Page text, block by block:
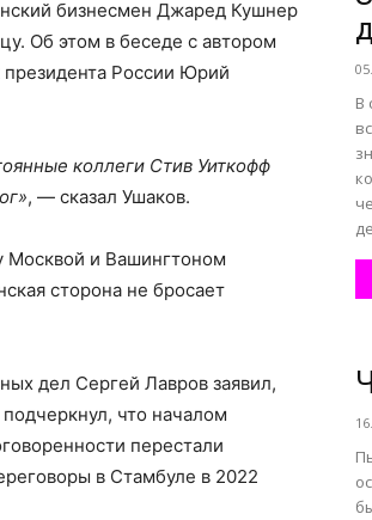
бизнесмен Джаред Кушнер
Об этом в беседе с автором
России Юрий
коллеги Стив Уиткофф
, — сказал Ушаков.
Москвой и Вашингтоном
сторона не бросает
дел Сергей Лавров заявил,
что началом
перестали
в Стамбуле в 2022
В